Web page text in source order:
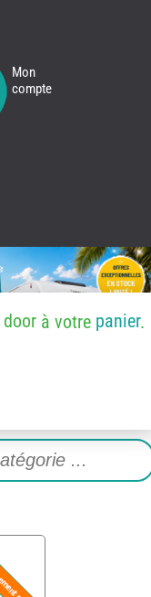
Mon
compte
door à votre panier.